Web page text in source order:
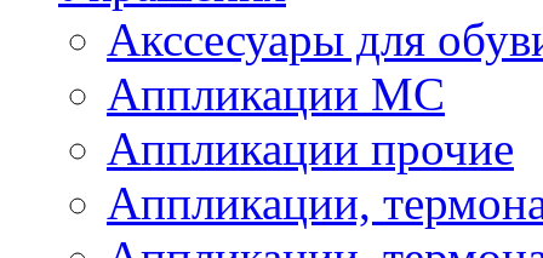
Акссесуары для
Аппликации МС
Аппликации прочие
Аппликации,